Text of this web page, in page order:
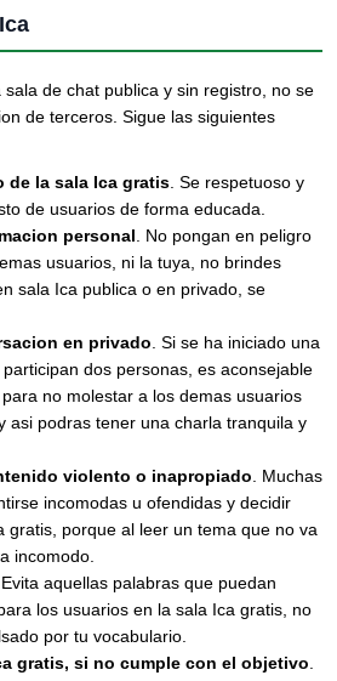
de chat publica y sin registro, no se
de terceros. Sigue las siguientes
de la sala Ica gratis . Se respetuoso y
de usuarios de forma educada.
personal . No pongan en peligro
usuarios, ni la tuya, no brindes
sala Ica publica o en privado, se
en privado . Si se ha iniciado una
dos personas, es aconsejable
no molestar a los demas usuarios
asi podras tener una charla tranquila y
violento o inapropiado . Muchas
incomodas u ofendidas y decidir
gratis, porque al leer un tema que no va
incomodo.
Evita aquellas palabras que puedan
los usuarios en la sala Ica gratis, no
por tu vocabulario.
gratis, si no cumple con el objetivo